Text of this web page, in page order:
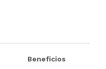
Beneficios